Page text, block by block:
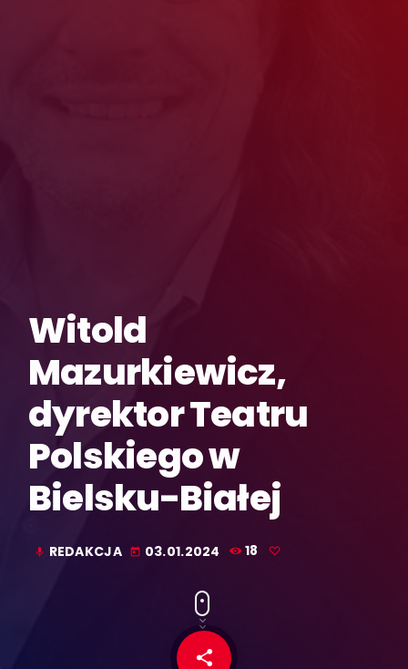
Witold
Mazurkiewicz,
dyrektor Teatru
Polskiego w
Bielsku-Białej
mic REDAKCJA today 03.01.2024 18
share
email